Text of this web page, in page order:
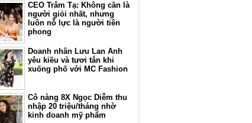
CEO Trâm Tạ: Không cần là
người giỏi nhất, nhưng
luôn nỗ lực là người tiên
phong
Doanh nhân Lưu Lan Anh
yêu kiều và tươi tắn khi
xuống phố với MC Fashion
Cô nàng 8X Ngọc Diễm thu
nhập 20 triệu/tháng nhờ
kinh doanh mỹ phẩm